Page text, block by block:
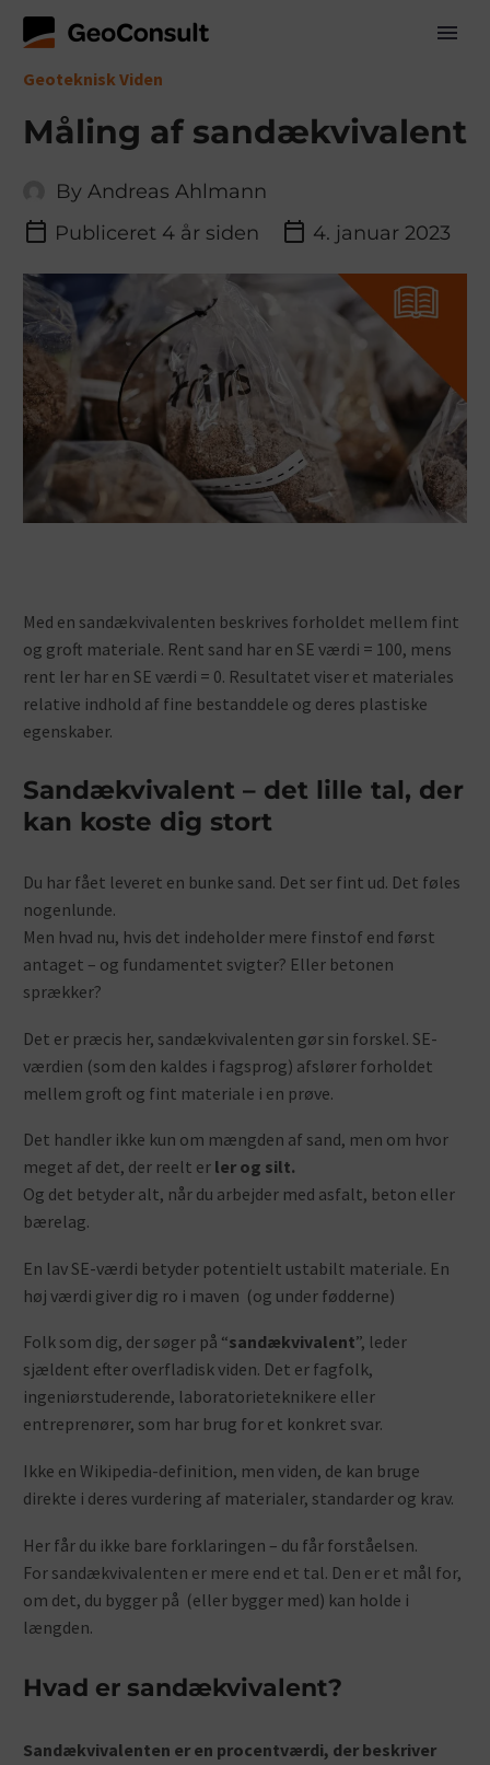
Geoteknisk Viden
Måling af sandækvivalent
By Andreas Ahlmann
Publiceret 4 år siden 4. januar 2023
Med en sandækvivalenten beskrives forholdet mellem fint
og groft materiale. Rent sand har en SE værdi = 100, mens
rent ler har en SE værdi = 0. Resultatet viser et materiales
relative indhold af fine bestanddele og deres plastiske
egenskaber.
Sandækvivalent – det lille tal, der
kan koste dig stort
Du har fået leveret en bunke sand. Det ser fint ud. Det føles
nogenlunde.
Men hvad nu, hvis det indeholder mere finstof end først
antaget – og fundamentet svigter? Eller betonen
sprækker?
Det er præcis her, sandækvivalenten gør sin forskel. SE-
værdien (som den kaldes i fagsprog) afslører forholdet
mellem groft og fint materiale i en prøve.
Det handler ikke kun om mængden af sand, men om hvor
meget af det, der reelt er ler og silt.
Og det betyder alt, når du arbejder med asfalt, beton eller
bærelag.
En lav SE-værdi betyder potentielt ustabilt materiale. En
høj værdi giver dig ro i maven (og under fødderne)
Folk som dig, der søger på “sandækvivalent”, leder
sjældent efter overfladisk viden. Det er fagfolk,
ingeniørstuderende, laboratorieteknikere eller
entreprenører, som har brug for et konkret svar.
Ikke en Wikipedia-definition, men viden, de kan bruge
direkte i deres vurdering af materialer, standarder og krav.
Her får du ikke bare forklaringen – du får forståelsen.
For sandækvivalenten er mere end et tal. Den er et mål for,
om det, du bygger på (eller bygger med) kan holde i
længden.
Hvad er sandækvivalent?
Sandækvivalenten er en procentværdi, der beskriver